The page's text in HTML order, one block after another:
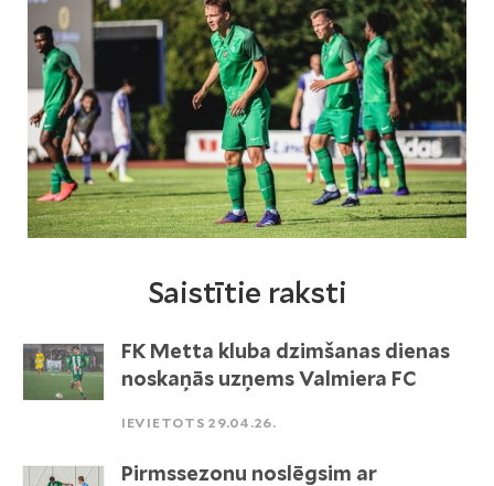
Saistītie raksti
FK Metta kluba dzimšanas dienas
noskaņās uzņems Valmiera FC
IEVIETOTS 29.04.26.
Pirmssezonu noslēgsim ar